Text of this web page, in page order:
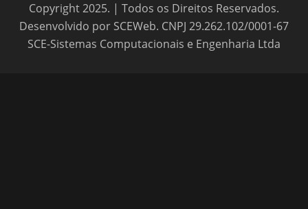
Copyright 2025. | Todos os Direitos Reservados.
Desenvolvido por SCEWeb. CNPJ 29.262.102/0001-67
SCE-Sistemas Computacionais e Engenharia Ltda